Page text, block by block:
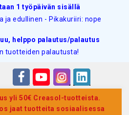
1 työpäivän sisällä
ja edullinen - Pikakuriiri: nope
helppo palautus/palautus
tuotteiden palautusta!
yli 50€ Creasol-tuotteista.
jaat tuotteita sosiaalisessa